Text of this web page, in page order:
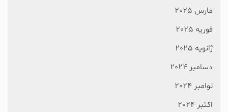
مارس 2025
فوریه 2025
ژانویه 2025
دسامبر 2024
نوامبر 2024
اکتبر 2024